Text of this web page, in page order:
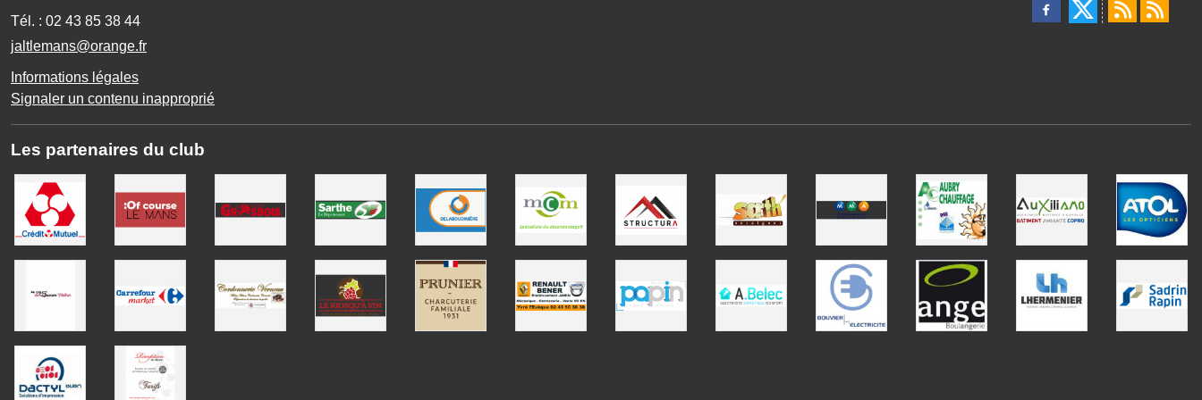
Tél. : 02 43 85 38 44
jaltlemans@orange.fr
Informations légales
Signaler un contenu inapproprié
Les partenaires du club